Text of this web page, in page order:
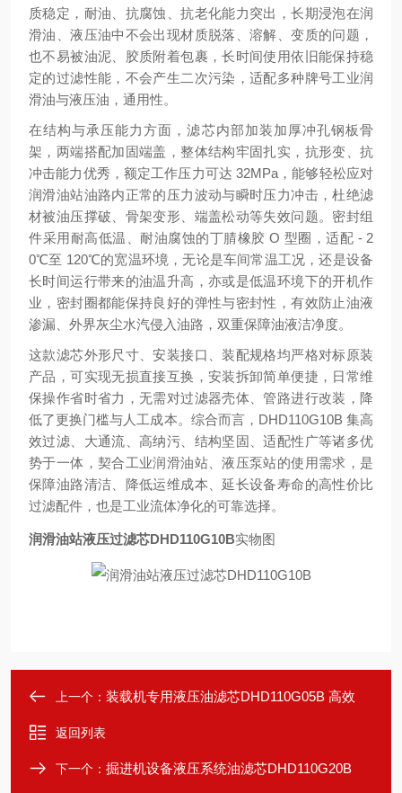
质稳定，耐油、抗腐蚀、抗老化能力突出，长期浸泡在润
滑油、液压油中不会出现材质脱落、溶解、变质的问题，
也不易被油泥、胶质附着包裹，长时间使用依旧能保持稳
定的过滤性能，不会产生二次污染，适配多种牌号工业润
滑油与液压油，通用性。
在结构与承压能力方面，滤芯内部加装加厚冲孔钢板骨
架，两端搭配加固端盖，整体结构牢固扎实，抗形变、抗
冲击能力优秀，额定工作压力可达 32MPa，能够轻松应对
润滑油站油路内正常的压力波动与瞬时压力冲击，杜绝滤
材被油压撑破、骨架变形、端盖松动等失效问题。密封组
件采用耐高低温、耐油腐蚀的丁腈橡胶 O 型圈，适配 - 2
0℃至 120℃的宽温环境，无论是车间常温工况，还是设备
长时间运行带来的油温升高，亦或是低温环境下的开机作
业，密封圈都能保持良好的弹性与密封性，有效防止油液
渗漏、外界灰尘水汽侵入油路，双重保障油液洁净度。
这款滤芯外形尺寸、安装接口、装配规格均严格对标原装
产品，可实现无损直接互换，安装拆卸简单便捷，日常维
保操作省时省力，无需对过滤器壳体、管路进行改装，降
低了更换门槛与人工成本。综合而言，DHD110G10B 集高
效过滤、大通流、高纳污、结构坚固、适配性广等诸多优
势于一体，契合工业润滑油站、液压泵站的使用需求，是
保障油路清洁、降低运维成本、延长设备寿命的高性价比
过滤配件，也是工业流体净化的可靠选择。
润滑油站液压过滤芯DHD110G10B实物图
上一个： 装载机专用液压油滤芯DHD110G05B 高效
返回列表
下一个： 掘进机设备液压系统油滤芯DHD110G20B